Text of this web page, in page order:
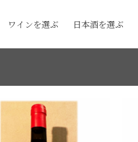
ワインを選ぶ 日本酒を選ぶ